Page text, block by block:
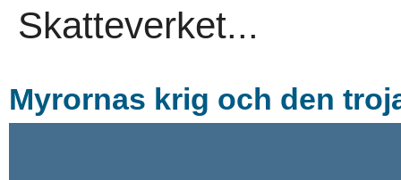
Skatteverket...
Myrornas krig och den